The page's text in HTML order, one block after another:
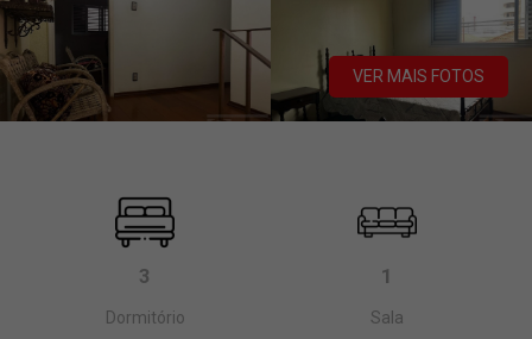
VER MAIS FOTOS
3
Dormitório
1
Sala